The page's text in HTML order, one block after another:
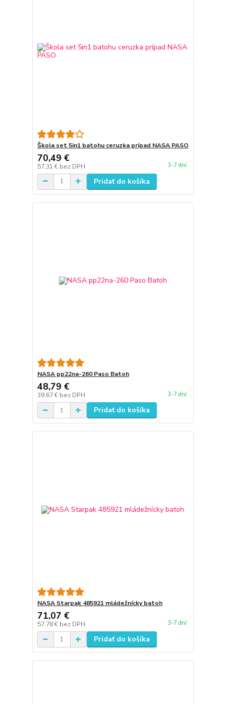
Škola set 5in1 batohu ceruzka prípad NASA PASO
70,49 €
57,31 € bez DPH 3-7 dní
Pridať do košíka
NASA pp22na-260 Paso Batoh
48,79 €
39,67 € bez DPH 3-7 dní
Pridať do košíka
NASA Starpak 485921 mládežnícky batoh
71,07 €
57,78 € bez DPH 3-7 dní
Pridať do košíka